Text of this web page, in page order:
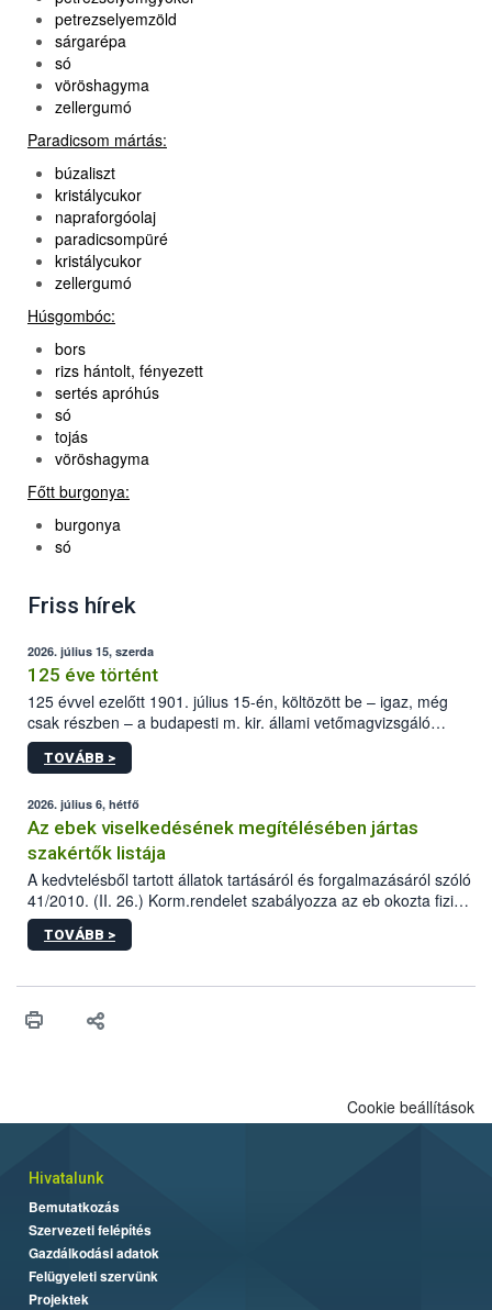
petrezselyemzöld
sárgarépa
só
vöröshagyma
zellergumó
Paradicsom mártás:
búzaliszt
kristálycukor
napraforgóolaj
paradicsompüré
kristálycukor
zellergumó
Húsgombóc:
bors
rizs hántolt, fényezett
sertés apróhús
só
tojás
vöröshagyma
Főtt burgonya:
burgonya
só
Friss hírek
2026. július 15, szerda
125 éve történt
125 évvel ezelőtt 1901. július 15-én, költözött be – igaz, még
csak részben – a budapesti m. kir. állami vetőmagvizsgáló
állomás a Kis Rókus utca 15. szám alatti, Czigler Győző által
tervezett új épületébe.
TOVÁBB >
2026. július 6, hétfő
Az ebek viselkedésének megítélésében jártas
szakértők listája
A kedvtelésből tartott állatok tartásáról és forgalmazásáról szóló
41/2010. (II. 26.) Korm.rendelet szabályozza az eb okozta fizikai
sérülés, illetve ennek veszélye keletkezésekor felmerülő
hatósági feladatokat, valamint a veszélyes eb tartását és annak
vonni az ebek viselkedésének megítélésében jártas szakértőt.
TOVÁBB >
Cookie beállítások
Hivatalunk
Bemutatkozás
Szervezeti felépítés
Gazdálkodási adatok
Felügyeleti szervünk
Projektek